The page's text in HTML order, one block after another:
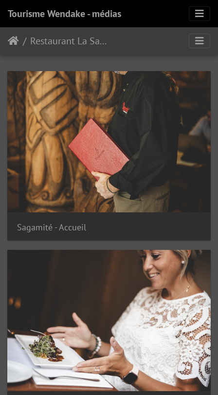
Tourisme Wendake - médias
Restaurant La Sagamité
Sagamité - Accueil